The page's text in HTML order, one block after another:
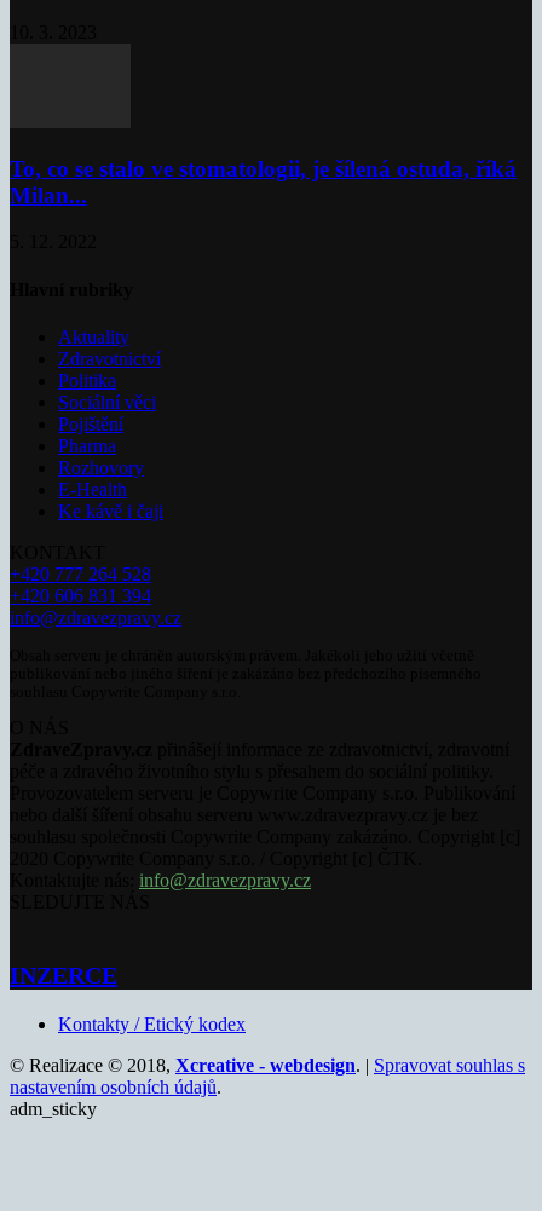
To, co se stalo ve stomatologii, je šílená ostuda, říká
Milan...
Aktuality
Zdravotnictví
Politika
Sociální věci
Pojištění
Pharma
Rozhovory
E-Health
Ke kávě i čaji
+420 777 264 528
+420 606 831 394
info@zdravezpravy.cz
info@zdravezpravy.cz
INZERCE
Kontakty / Etický kodex
© Realizace © 2018, Xcreative - webdesign. | Spravovat souhlas s
nastavením osobních údajů.
adm_sticky